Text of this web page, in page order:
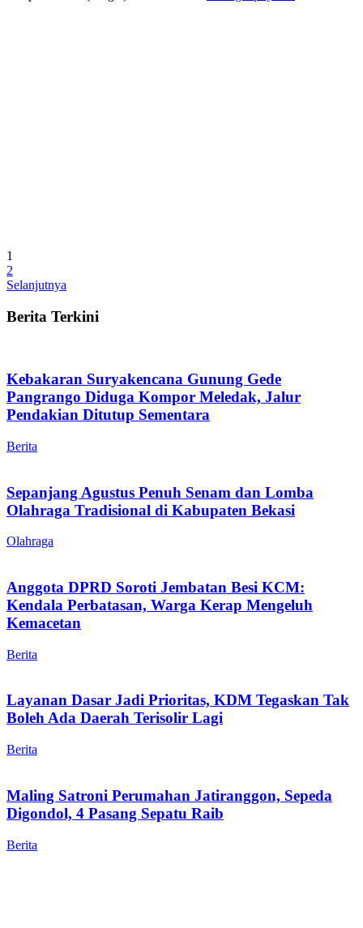
1
2
Selanjutnya
Berita Terkini
Kebakaran Suryakencana Gunung Gede
Pangrango Diduga Kompor Meledak, Jalur
Pendakian Ditutup Sementara
Berita
Sepanjang Agustus Penuh Senam dan Lomba
Olahraga Tradisional di Kabupaten Bekasi
Olahraga
Anggota DPRD Soroti Jembatan Besi KCM:
Kendala Perbatasan, Warga Kerap Mengeluh
Kemacetan
Berita
Layanan Dasar Jadi Prioritas, KDM Tegaskan Tak
Boleh Ada Daerah Terisolir Lagi
Berita
Maling Satroni Perumahan Jatiranggon, Sepeda
Digondol, 4 Pasang Sepatu Raib
Berita